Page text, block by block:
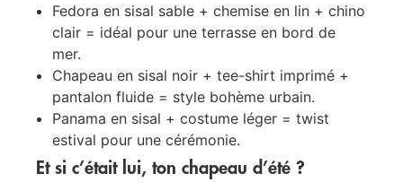
Fedora en sisal sable + chemise en lin + chino
clair = idéal pour une terrasse en bord de
mer.
Chapeau en sisal noir + tee-shirt imprimé +
pantalon fluide = style bohème urbain.
Panama en sisal + costume léger = twist
estival pour une cérémonie.
Et si c’était lui, ton chapeau d’été ?